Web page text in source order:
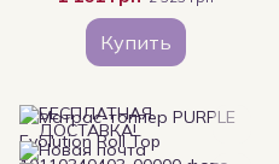
Купить